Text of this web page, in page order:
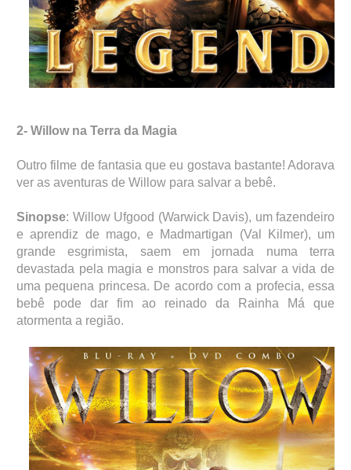
2- Willow na Terra da Magia
Outro filme de fantasia que eu gostava bastante! Adorava
ver as aventuras de Willow para salvar a bebê.
Sinopse: Willow Ufgood (Warwick Davis), um fazendeiro
e aprendiz de mago, e Madmartigan (Val Kilmer), um
grande esgrimista, saem em jornada numa terra
devastada pela magia e monstros para salvar a vida de
uma pequena princesa. De acordo com a profecia, essa
bebê pode dar fim ao reinado da Rainha Má que
atormenta a região.